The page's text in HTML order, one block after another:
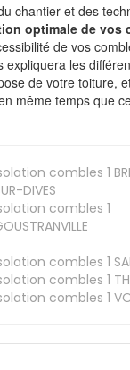
chantier et des
optimale de vos
de vos
les
de votre toiture,
même temps que
combles 1
DIVES
combles 1
combles 1
combles 1
combles 1